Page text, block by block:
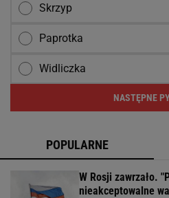
Skrzyp
Paprotka
Widliczka
NASTĘPNE
POPULARNE
W Rosji zawrzało.
nieakceptowalne